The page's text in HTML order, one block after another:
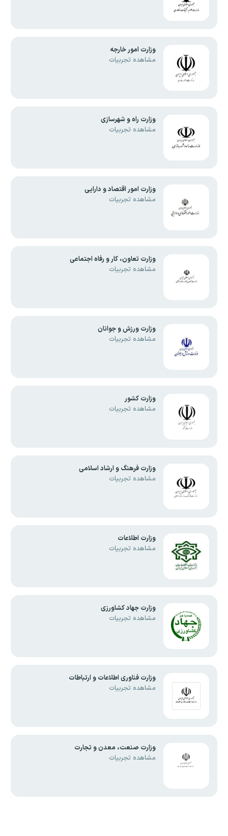
وزارت امور خارجه
مشاهده تجربیات
وزارت راه و شهرسازی
مشاهده تجربیات
وزارت امور اقتصاد و دارایی
مشاهده تجربیات
وزارت تعاون، کار و رفاه اجتماعی
مشاهده تجربیات
وزارت ورزش و جوانان
مشاهده تجربیات
وزارت کشور
مشاهده تجربیات
وزارت فرهنگ و ارشاد اسلامی
مشاهده تجربیات
وزارت اطلاعات
مشاهده تجربیات
وزارت جهاد کشاورزی
مشاهده تجربیات
وزارت فناوری اطلاعات و ارتباطات
مشاهده تجربیات
وزارت صنعت، معدن و تجارت
مشاهده تجربیات